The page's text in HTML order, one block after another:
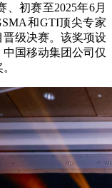
、初赛至2025年6月
和GTI顶尖专家
级决赛。该奖项设
国移动集团公司仅